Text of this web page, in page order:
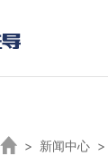
> 新闻中心 >